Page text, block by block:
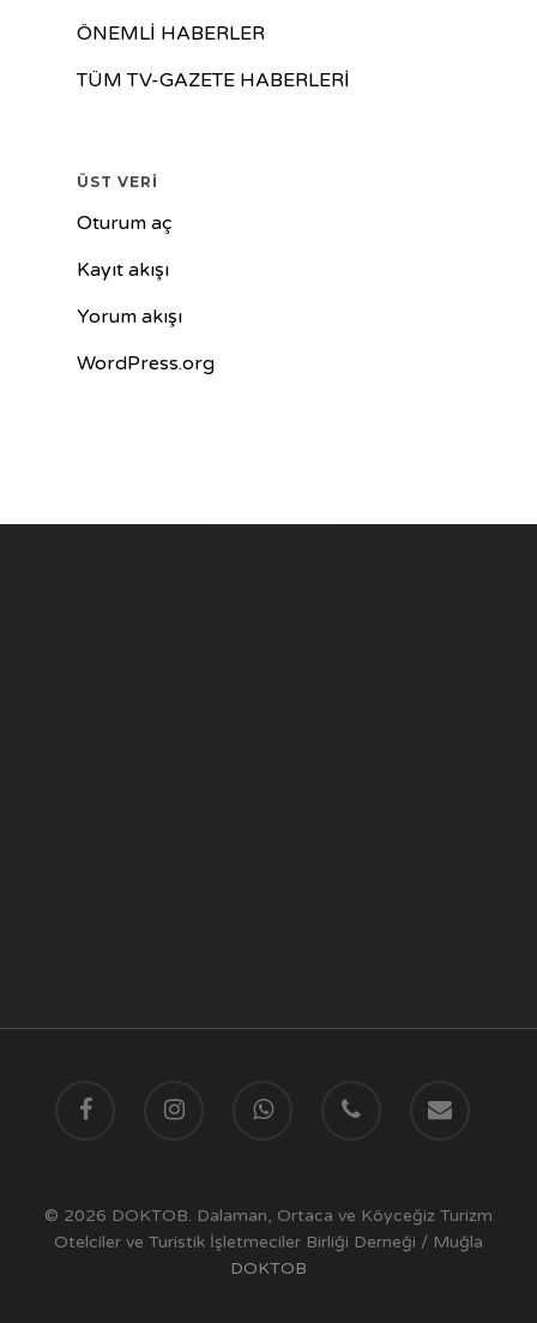
ÖNEMLİ HABERLER
TÜM TV-GAZETE HABERLERİ
ÜST VERI
Oturum aç
Kayıt akışı
Yorum akışı
WordPress.org
© 2026 DOKTOB. Dalaman, Ortaca ve Köyceğiz Turizm
Otelciler ve Turistik İşletmeciler Birliği Derneği / Muğla
DOKTOB